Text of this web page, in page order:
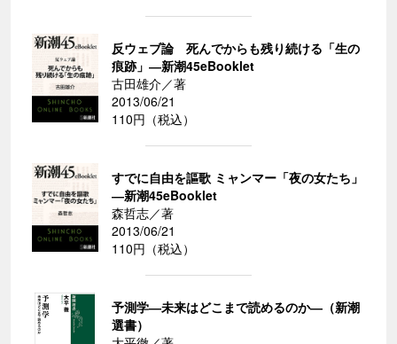
反ウェブ論 死んでからも残り続ける「生の
痕跡」―新潮45eBooklet
古田雄介／著
2013/06/21
110円（税込）
すでに自由を謳歌 ミャンマー「夜の女たち」
―新潮45eBooklet
森哲志／著
2013/06/21
110円（税込）
予測学―未来はどこまで読めるのか―（新潮
選書）